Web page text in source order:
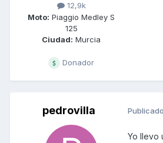
12,9k
Moto: Piaggio Medley S
125
Ciudad: Murcia
Donador
pedrovilla Publicado
Yo llevo